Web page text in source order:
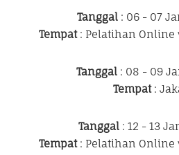
Tanggal: 06 - 07
Tempat: Pelatihan Online
Tanggal: 08 - 09
Tempat:
Tanggal : 12 - 13
Tempat: Pelatihan Online